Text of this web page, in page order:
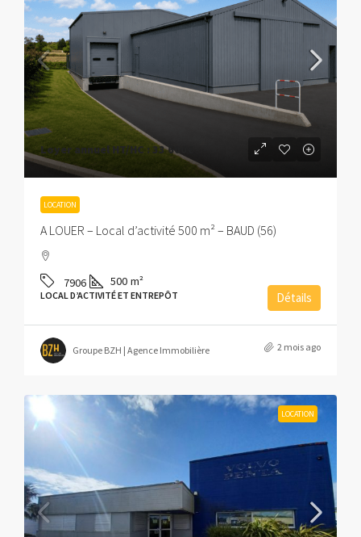
Loyer annuel HT/HC : 33 600€
LOCATION
A LOUER – Local d’activité 500 m² – BAUD (56)
7906 500 m²
LOCAL D’ACTIVITÉ ET ENTREPÔT Détails
Groupe BZH | Agence Immobilière 2 mois ago
LOCATION